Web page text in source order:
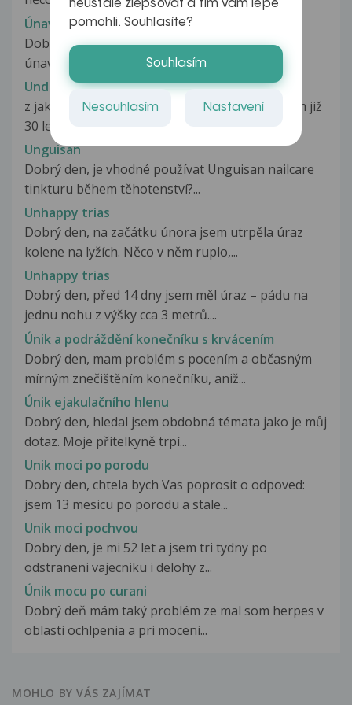
Únavu způsobují všechny nemoci
Dobrý den, už nějakou dobu trpím hroznou
únavou, je jedno jak dlouho spím, nebo...
Undestor
z jakého důvodu není lék undestor,který užívám již
30 let,čím ho mohu nahradit,na...
Unguisan
Dobrý den, je vhodné používat Unguisan nailcare
tinkturu během těhotenství?...
Unhappy trias
Dobrý den, na začátku února jsem utrpěla úraz
kolene na lyžích. Něco v něm ruplo,...
Unhappy trias
Dobrý den, před 14 dny jsem měl úraz – pádu na
jednu nohu z výšky cca 3 metrů....
Únik a podráždění konečníku s krvácením
Dobrý den, mam problém s pocením a občasným
mírným znečištěním konečníku, aniž...
Únik ejakulačního hlenu
Dobrý den, hledal jsem obdobná témata jako je můj
dotaz. Moje přítelkyně trpí...
Unik moci po porodu
Dobry den, chtela bych Vas poprosit o odpoved:
jsem 13 mesicu po porodu a stale...
Unik moci pochvou
Dobry den, je mi 52 let a jsem tri tydny po
odstraneni vajecniku i delohy z...
Únik mocu po curani
Dobrý deň mám taký problém ze mal som herpes v
oblasti ochlpenia a pri moceni...
MOHLO BY VÁS ZAJÍMAT
neustále zlepšovat a tím vám lépe
pomohli. Souhlasíte?
Souhlasím
Nesouhlasím Nastavení